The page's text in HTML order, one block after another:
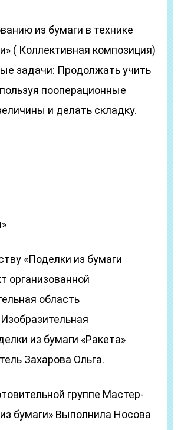
из бумаги в технике
( Коллективная композиция)
задачи: Продолжать учить
пооперационные
и делать складку.
«Поделки из бумаги
организованной
область
из бумаги «Ракета»
Захарова Ольга.
группе Мастер-
бумаги» Выполнила Носова